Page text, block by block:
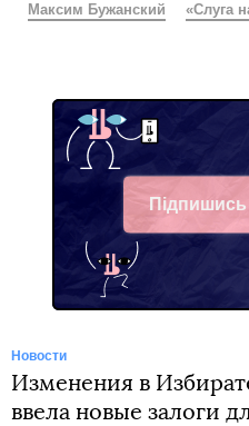
Максим Бужанский
«Слуга
Telegram
Новости
Изменения в
ввела новые залоги